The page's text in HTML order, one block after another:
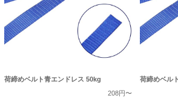
荷締めベルト青エンドレス 50kg
208円〜
荷締めベル